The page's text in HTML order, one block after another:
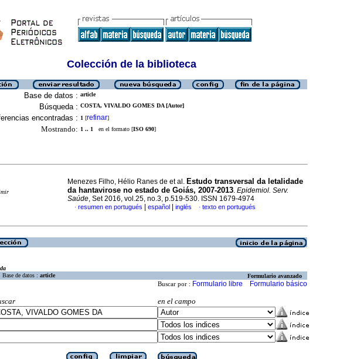
Colección de la biblioteca
Base de datos : article
Búsqueda : COSTA, VIVALDO GOMES DA [Autor]
encontradas : 1 [refinar]
Mostrando: 1 .. 1 en el formato [ISO 690]
Menezes Filho, Hélio Ranes de et al. Estudo transversal da letalidade
da hantavirose no estado de Goiás, 2007-2013. Epidemiol. Serv.
Saúde, Set 2016, vol.25, no.3, p.519-530. ISSN 1679-4974
· resumen en portugués español inglés · texto en portugués
Base de datos : article Formulario avanzado
Buscar por : Formulario libre Formulario básico
en el campo